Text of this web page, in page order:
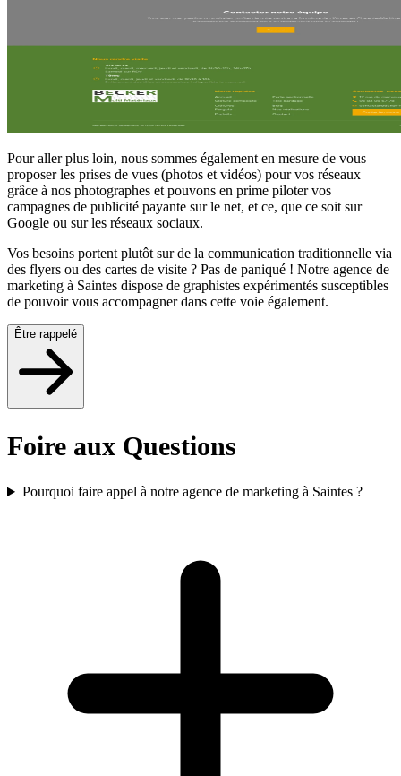
Pour aller plus loin, nous sommes également en mesure de vous
proposer les prises de vues (photos et vidéos) pour vos réseaux
grâce à nos photographes et pouvons en prime piloter vos
campagnes de publicité payante sur le net, et ce, que ce soit sur
Google ou sur les réseaux sociaux.
Vos besoins portent plutôt sur de la communication traditionnelle via
des flyers ou des cartes de visite ? Pas de paniqué ! Notre agence de
marketing à Saintes dispose de graphistes expérimentés susceptibles
de pouvoir vous accompagner dans cette voie également.
Être rappelé
Foire aux Questions
Pourquoi faire appel à notre agence de marketing à Saintes ?